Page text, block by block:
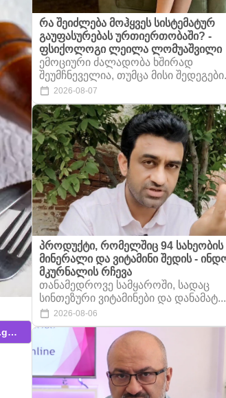
https://www.zmna.ge/news/ra-unda-mivirtv...
რა შეიძლება მოჰყვეს სისტემატურ
გაუფასურებას ურთიერთობაში? -
ფსიქოლოგი ლეილა ლომუაშვილი
ემოციური ძალადობა ხშირად
შეუმჩნეველია, თუმცა მისი
2026-08-07
პროდუქტი, რომელშიც 94 სახეობის
მინერალი და ვიტამინი შედის -
მკურნალის რჩევა
თანამედროვე სამყაროში, სადაც
სინთეზური ვიტამინები და დანამატ...
2026-08-06